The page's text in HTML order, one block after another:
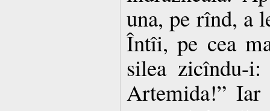
una, pe rînd, a
Întîi, pe cea
silea zicîndu-i:
Artemida!”